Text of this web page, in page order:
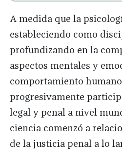
A medida que la
estableciendo como
profundizando en la
aspectos mentales y
comportamiento
progresivamente
legal y penal a nivel
ciencia comenzó a
de la justicia penal a lo